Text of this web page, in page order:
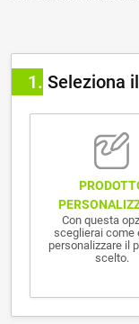
1 Seleziona
Con questa
sceglierai come
personalizzare il
scelto.